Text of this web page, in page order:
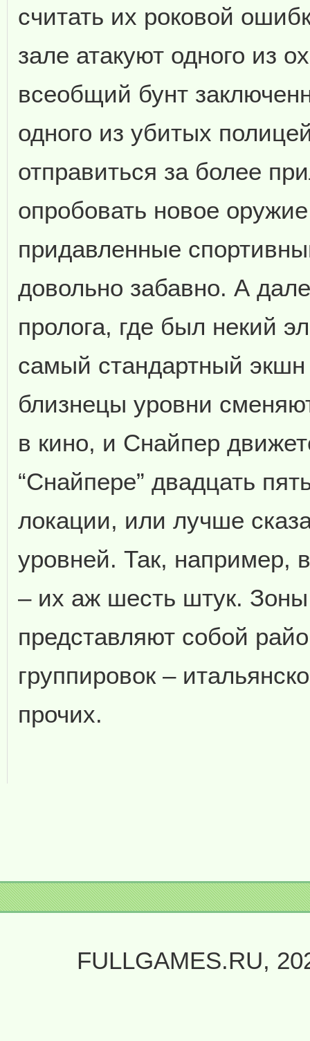
считать их роковой
зале атакуют одного из
всеобщий бунт
одного из убитых
отправиться за более
опробовать новое
придавленные
довольно забавно. А
пролога, где был некий
самый стандартный экшн
близнецы уровни
в кино, и Снайпер
“Снайпере” двадцать
локации, или лучше
уровней. Так, например,
– их аж шесть штук.
представляют собой
группировок –
прочих.
FULLGAMES.RU,